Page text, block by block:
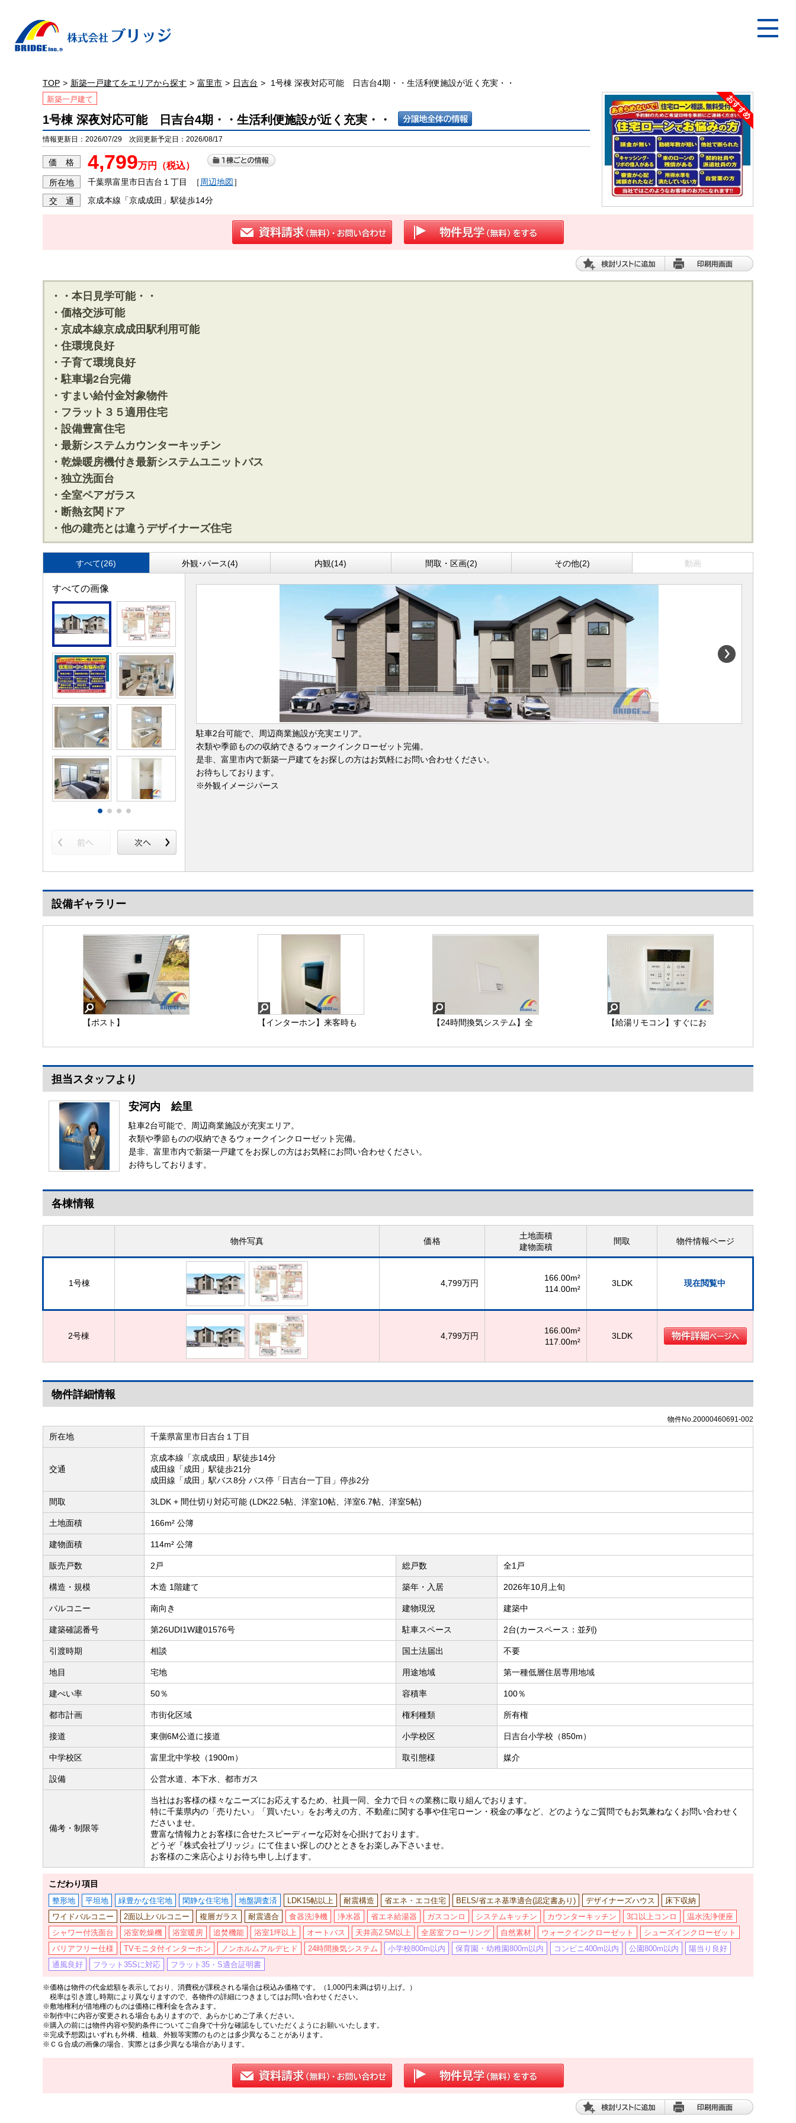
TOP 新築一戸建てをエリアから探す 富里市 日吉台 1号棟 深夜対応可能 日吉台4期・・生活利便施設が近く充実・・
新築一戸建て
1号棟 深夜対応可能 日吉台4期・・生活利便施設が近く充実・・
情報更新日：2026/07/29 次回更新予定日：2026/08/17
価 格 4,799万円（税込）
所在地 千葉県富里市日吉台１丁目 ［ 周辺地図］
交 通 京成本線「京成成田」駅徒歩14分
・・本日見学可能・・
・価格交渉可能
・京成本線京成成田駅利用可能
・住環境良好
・子育て環境良好
・駐車場2台完備
・すまい給付金対象物件
・フラット３５適用住宅
・設備豊富住宅
・最新システムカウンターキッチン
・乾燥暖房機付き最新システムユニットバス
・独立洗面台
・全室ペアガラス
・断熱玄関ドア
・他の建売とは違うデザイナーズ住宅
すべて(26) 外観･パース(4) 内観(14) 間取・区画(2) その他(2) 動画
すべての画像
駐車2台可能で、周辺商業施設が充実エリア。
衣類や季節ものの収納できるウォークインクローゼット完備。
是非、富里市内で新築一戸建てをお探しの方はお気軽にお問い合わせください。
お待ちしております。
※外観イメージパース
設備ギャラリー
【ポスト】
【インターホン】来客時も
付きインターホン
【24時間換気システム】全
入れ替えもバッチリ♪
【給湯リモコン】すぐにお
器♪
担当スタッフより
安河内 絵里
駐車2台可能で、周辺商業施設が充実エリア。
衣類や季節ものの収納できるウォークインクローゼット完備。
是非、富里市内で新築一戸建てをお探しの方はお気軽にお問い合わせください。
お待ちしております。
各棟情報
物件写真 価格
土地面積
建物面積
間取 物件情報ページ
1号棟 4,799万円
166.00m²
114.00m²
3LDK 現在閲覧中
2号棟 4,799万円
166.00m²
117.00m²
3LDK
物件詳細情報
物件No.20000460691-002
所在地 千葉県富里市日吉台１丁目
交通
京成本線「京成成田」駅徒歩14分
成田線「成田」駅徒歩21分
成田線「成田」駅バス8分 バス停「日吉台一丁目」停歩2分
間取 3LDK + 間仕切り対応可能 (LDK22.5帖、洋室10帖、洋室6.7帖、洋室5帖)
土地面積 166m² 公簿
建物面積 114m² 公簿
販売戸数 2戸 総戸数 全1戸
構造・規模 木造 1階建て 築年・入居 2026年10月上旬
バルコニー 南向き 建物現況 建築中
建築確認番号 第26UDI1W建01576号 駐車スペース 2台(カースペース：並列)
引渡時期 相談 国土法届出 不要
地目 宅地 用途地域 第一種低層住居専用地域
建ぺい率 50％ 容積率 100％
都市計画 市街化区域 権利種類 所有権
接道 東側6M公道に接道 小学校区 日吉台小学校（850m）
中学校区 富里北中学校（1900m） 取引態様 媒介
設備 公営水道、本下水、都市ガス
備考・制限等
当社はお客様の様々なニーズにお応えするため、社員一同、全力で日々の業務に取り組んでおります。
特に千葉県内の「売りたい」「買いたい」をお考えの方、不動産に関する事や住宅ローン・税金の事など、どのようなご質問でもお気兼ねなくお問い合わせく
ださいませ。
豊富な情報力とお客様に合せたスピーディーな応対を心掛けております。
どうぞ『株式会社ブリッジ』にて住まい探しのひとときをお楽しみ下さいませ。
お客様のご来店心よりお待ち申し上げます。
こだわり項目
整形地 平坦地 緑豊かな住宅地 閑静な住宅地 地盤調査済 LDK15帖以上 耐震構造 省エネ・エコ住宅 BELS/省エネ基準適合(認定書あり) デザイナーズハウス
床下収納
ワイドバルコニー
2面以上バルコニー 複層ガラス 耐震適合 食器洗浄機 浄水器 省エネ給湯器 ガスコンロ システムキッチン カウンターキッチン 3口以上コンロ
温水洗浄便座
シャワー付洗面台
浴室乾燥機 浴室暖房 追焚機能 浴室1坪以上 オートバス 天井高2.5M以上 全居室フローリング 自然素材 ウォークインクローゼット
シューズインクローゼット
バリアフリー仕様
TVモニタ付インターホン ノンホルムアルデヒド 24時間換気システム 小学校800m以内 保育園・幼稚園800m以内 コンビニ400m以内 公園800m以内
陽当り良好
通風良好
フラット35Sに対応 フラット35・S適合証明書
※価格は物件の代金総額を表示しており、消費税が課税される場合は税込み価格です。（1,000円未満は切り上げ。）
税率は引き渡し時期により異なりますので、各物件の詳細につきましてはお問い合わせください。
※敷地権利が借地権のものは価格に権利金を含みます。
※制作中に内容が変更される場合もありますので、あらかじめご了承ください。
※購入の前には物件内容や契約条件についてご自身で十分な確認をしていただくようにお願いいたします。
※完成予想図はいずれも外構、植栽、外観等実際のものとは多少異なることがあります。
※ＣＧ合成の画像の場合、実際とは多少異なる場合があります。